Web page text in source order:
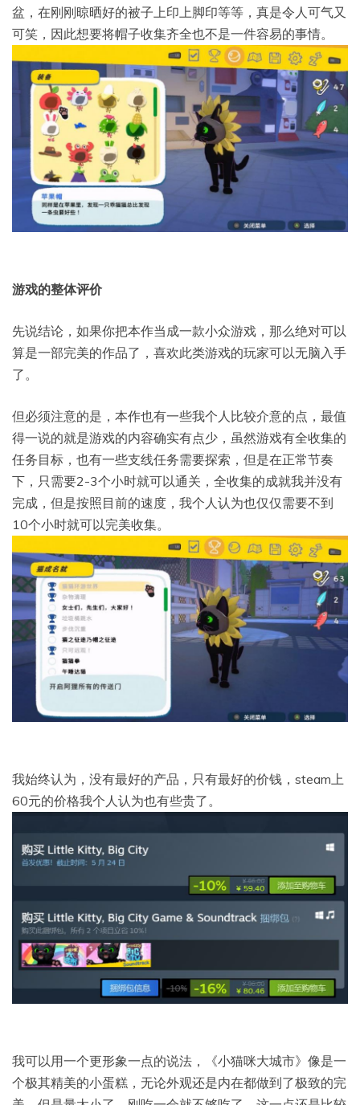
盆，在刚刚晾晒好的被子上印上脚印等等，真是令人可气又
可笑，因此想要将帽子收集齐全也不是一件容易的事情。
游戏的整体评价
先说结论，如果你把本作当成一款小众游戏，那么绝对可以
算是一部完美的作品了，喜欢此类游戏的玩家可以无脑入手
了。
但必须注意的是，本作也有一些我个人比较介意的点，最值
得一说的就是游戏的内容确实有点少，虽然游戏有全收集的
任务目标，也有一些支线任务需要探索，但是在正常节奏
下，只需要2-3个小时就可以通关，全收集的成就我并没有
完成，但是按照目前的速度，我个人认为也仅仅需要不到
10个小时就可以完美收集。
我始终认为，没有最好的产品，只有最好的价钱，steam上
60元的价格我个人认为也有些贵了。
我可以用一个更形象一点的说法，《小猫咪大城市》像是一
个极其精美的小蛋糕，无论外观还是内在都做到了极致的完